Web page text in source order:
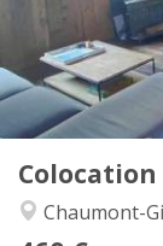
Colocation
Chaumont-